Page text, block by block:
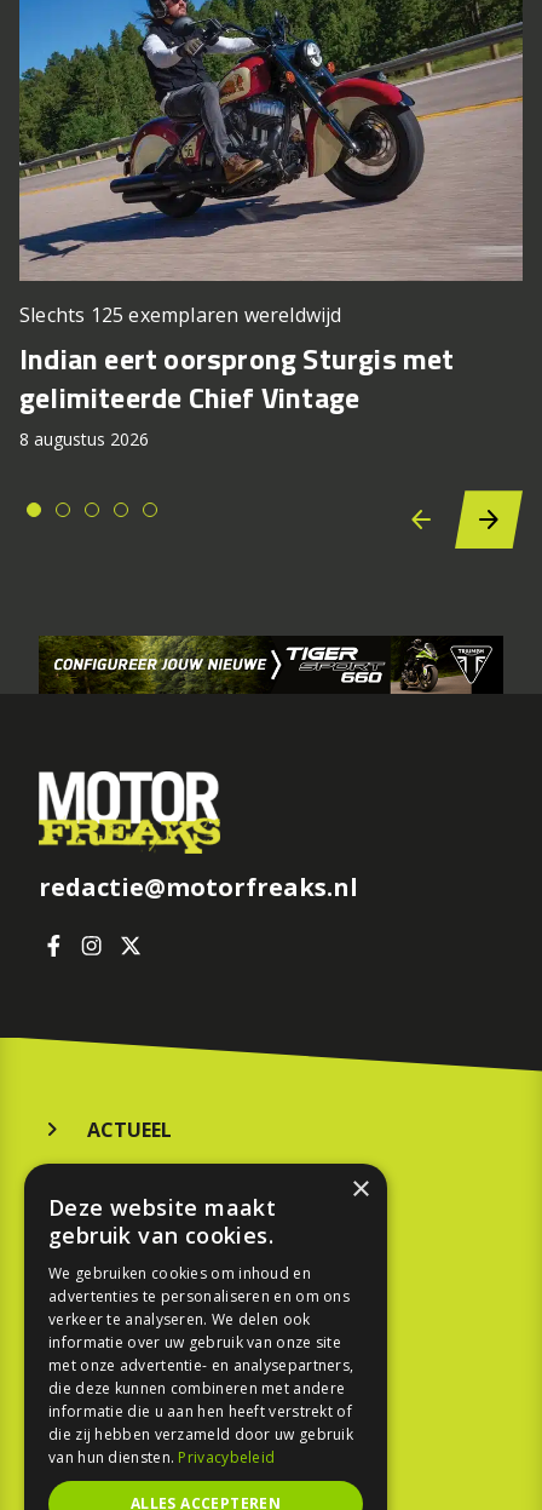
Slechts 125 exemplaren wereldwijd
Indian eert oorsprong Sturgis met
gelimiteerde Chief Vintage
8 augustus 2026
redactie@motorfreaks.nl
ACTUEEL
KOOPGIDS
TESTEN
SPORT
REPORTAGE
TOUREN
NIEUWSBRIEF
×
Deze website maakt
gebruik van cookies.
We gebruiken cookies om inhoud en
advertenties te personaliseren en om ons
verkeer te analyseren. We delen ook
informatie over uw gebruik van onze site
met onze advertentie- en analysepartners,
die deze kunnen combineren met andere
informatie die u aan hen heeft verstrekt of
die zij hebben verzameld door uw gebruik
van hun diensten. Privacybeleid
ALLES ACCEPTEREN